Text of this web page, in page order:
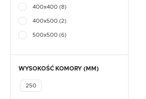
400x400 (8)
400x500 (2)
500x500 (6)
WYSOKOŚĆ KOMORY (MM)
250